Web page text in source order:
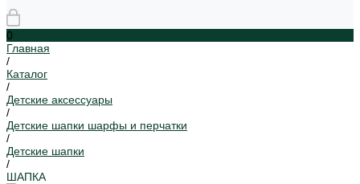
0
Главная
/
Каталог
/
Детские аксессуары
/
Детские шапки шарфы и перчатки
/
Детские шапки
/
ШАПКА